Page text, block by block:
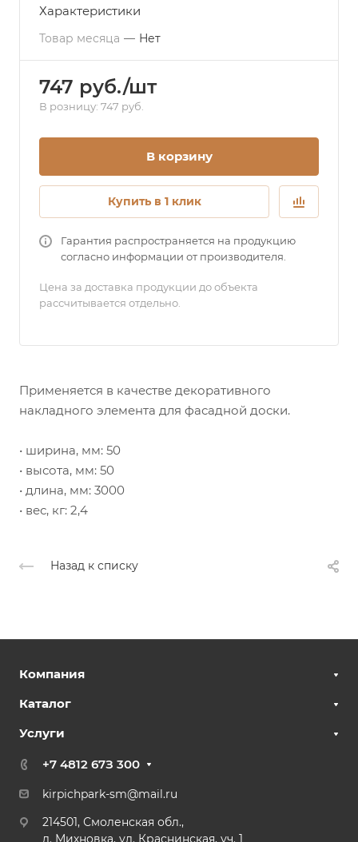
Характеристики
Товар месяца — Нет
747 руб./шт
В розницу: 747 руб.
В корзину
Купить в 1 клик
Гарантия распространяется на продукцию
согласно информации от производителя.
Цена за доставка продукции до объекта
рассчитывается отдельно.
Применяется в качестве декоративного
накладного элемента для фасадной доски.
• ширина, мм: 50
• высота, мм: 50
• длина, мм: 3000
• вес, кг: 2,4
Назад к списку
Компания
Каталог
Услуги
+7 4812 67З 300
kirpichpark-sm@mail.ru
214501, Смоленская обл.,
д. Михновка, ул. Краснинская, уч. 1